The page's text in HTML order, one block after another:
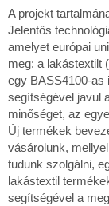
A projekt
Jelentős
amelyet európai
meg: a lakástextilt
egy BASS4100-as
segítségével javul
minőséget, az
Új termékek
vásárolunk,
tudunk szolgálni,
lakástextil
segítségével a